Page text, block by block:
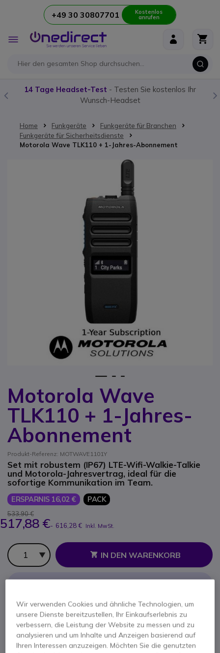
Zum Inhalt springen+49 30 30807701 Kostenlos
anrufen
Navigation
umschalten
14 Tage Headset-Test - Testen Sie kostenlos Ihr
Wunsch-Headset
Home Funkgeräte
Funkgeräte für Branchen
Funkgeräte für Sicherheitsdienste
Motorola Wave TLK110 + 1-Jahres-Abonnement
Motorola Wave
TLK110 + 1-Jahres-
Abonnement
Produkt-Referenz: MOTWAVE1101Y
Set mit robustem (IP67) LTE-Wifi-Walkie-Talkie
und Motorola-Jahresvertrag, ideal für die
sofortige Kommunikation im Team.
ERSPARNIS 16,02 € PACK
533,90 €
517,88 €- 616,28 € Inkl. MwSt.
Anzahl
IN DEN WARENKORB
VERFÜGBARKEIT ANFRAGEN
Im Vorteilspack enthalten:
x1 Motorola Wave TLK110 SIM + Ladegerät
Zum Anfang der Bildgalerie springen
Wir verwenden Cookies und ähnliche Technologien, um
unsere Dienste bereitzustellen, Ihr Einkaufserlebnis zu
verbessern, die Leistung der Website zu messen und zu
analysieren und um Inhalte und Anzeigen basierend auf
Ihren Interessen anzuzeigen. Möchten Sie die genutzten